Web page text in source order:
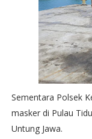
Sementara Polsek
masker di Pulau
Untung Jawa.